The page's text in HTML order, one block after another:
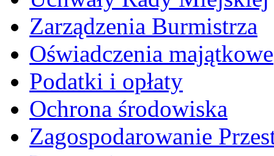
Zarządzenia Burmistrza
Oświadczenia majątkowe
Podatki i opłaty
Ochrona środowiska
Zagospodarowanie